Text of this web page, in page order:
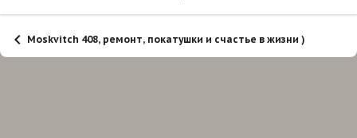
Moskvitch 408, ремонт, покатушки и счастье в жизни )